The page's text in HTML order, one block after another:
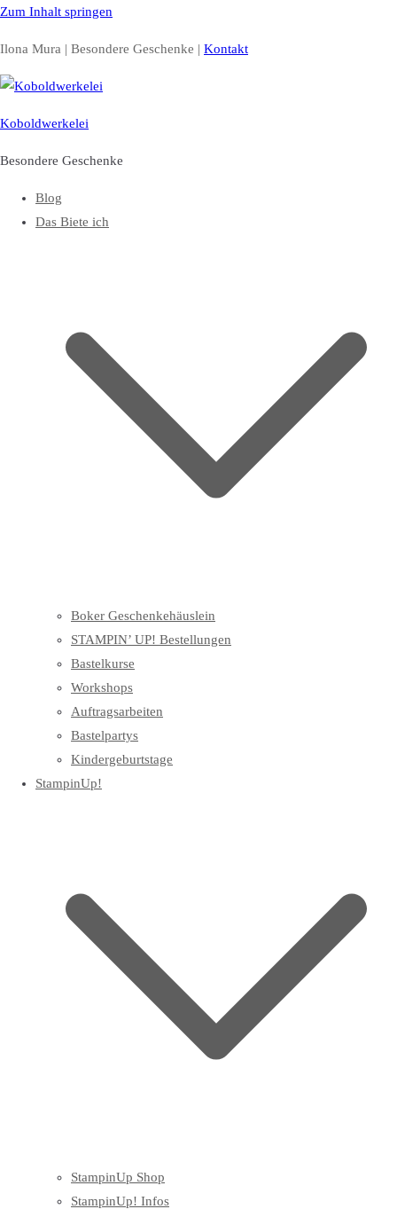
Zum Inhalt springen
Ilona Mura | Besondere Geschenke | Kontakt
Koboldwerkelei
Besondere Geschenke
Blog
Das Biete ich
Boker Geschenkehäuslein
STAMPIN’ UP! Bestellungen
Bastelkurse
Workshops
Auftragsarbeiten
Bastelpartys
Kindergeburtstage
StampinUp!
StampinUp Shop
StampinUp! Infos